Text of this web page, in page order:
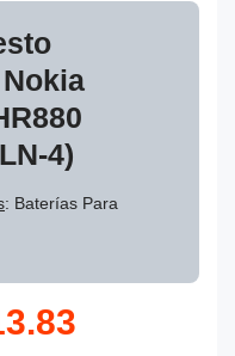
4)
: Baterías Para